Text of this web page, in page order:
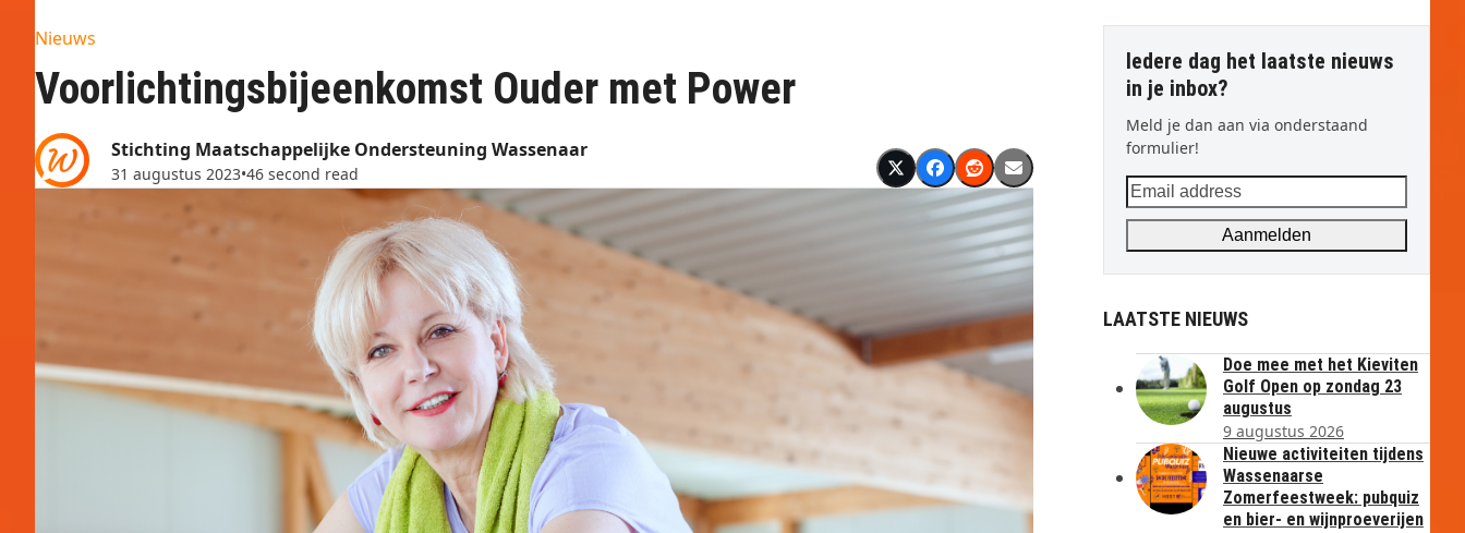
Nieuws
Voorlichtingsbijeenkomst Ouder met Power
Stichting Maatschappelijke Ondersteuning Wassenaar
31 augustus 2023•46 second read
Iedere dag het laatste nieuws
in je inbox?
Meld je dan aan via onderstaand
formulier!
Email
address
Aanmelden
LAATSTE NIEUWS
Doe mee met het Kieviten
Golf Open op zondag 23
augustus
9 augustus 2026
Nieuwe activiteiten tijdens
Wassenaarse
Zomerfeestweek: pubquiz
en bier- en wijnproeverijen